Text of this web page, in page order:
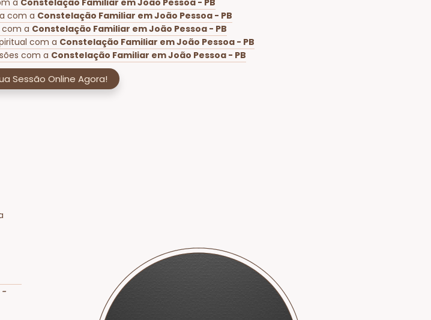
a Constelação Familiar em João Pessoa - PB
com a Constelação Familiar em João Pessoa - PB
com a Constelação Familiar em João Pessoa - PB
com a Constelação Familiar em João Pessoa - PB
com a Constelação Familiar em João Pessoa - PB
Sessão Online Agora!